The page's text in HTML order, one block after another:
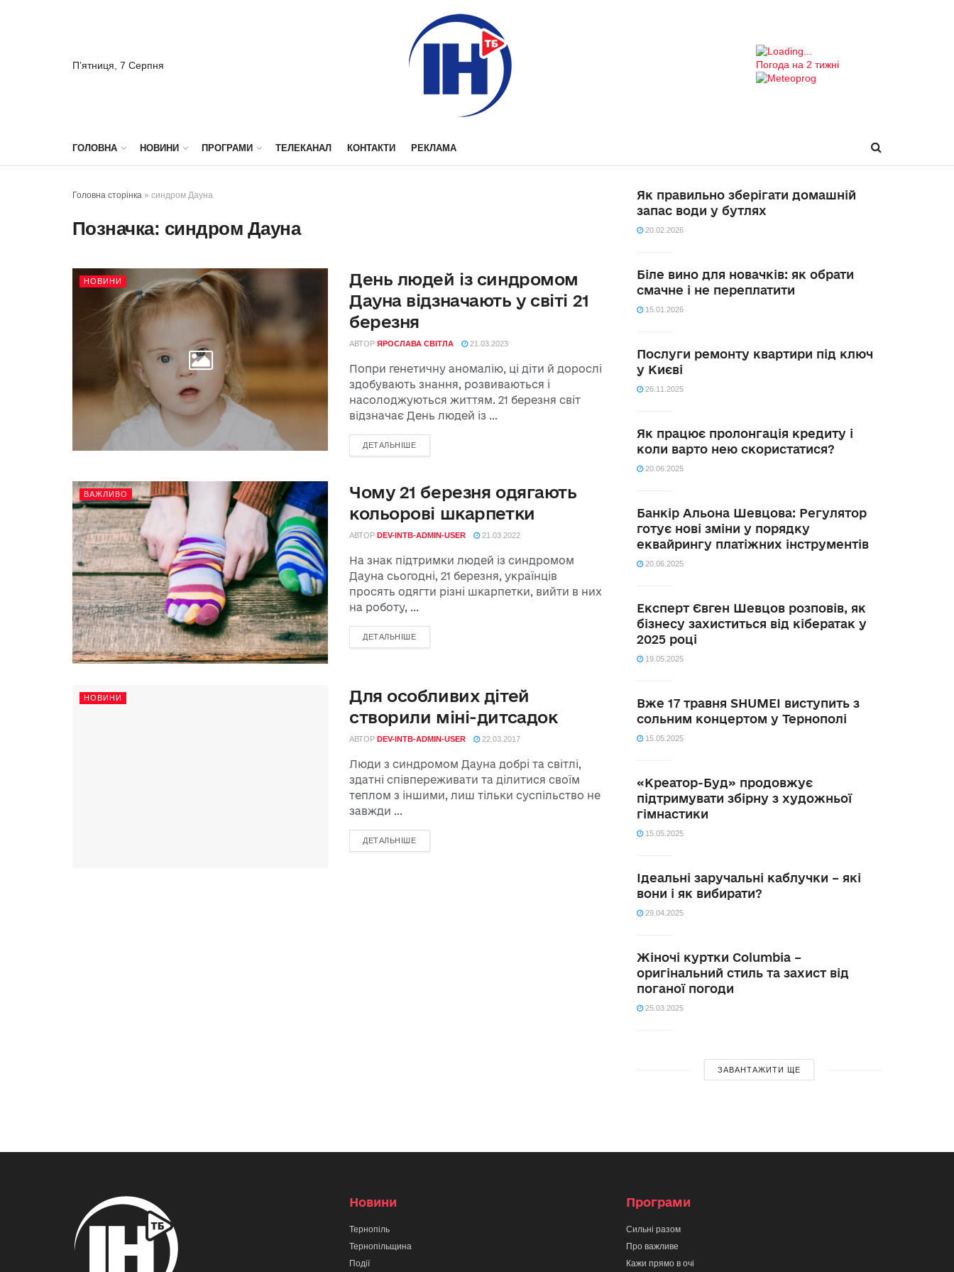
П’ятниця, 7 Серпня Погода на 2 тижні
ГОЛОВНА НОВИНИ ПРОГРАМИ ТЕЛЕКАНАЛ КОНТАКТИ РЕКЛАМА
Головна сторінка » синдром Дауна
Позначка: синдром Дауна
НОВИНИ
День людей із синдромом
Дауна відзначають у світі 21
березня
АВТОР ЯРОСЛАВА СВІТЛА 21.03.2023
Попри генетичну аномалію, ці діти й дорослі
здобувають знання, розвиваються і
насолоджуються життям. 21 березня світ
відзначає День людей із ...
ДЕТАЛЬНІШЕ
ВАЖЛИВО
Чому 21 березня одягають
кольорові шкарпетки
АВТОР DEV-INTB-ADMIN-USER 21.03.2022
На знак підтримки людей із синдромом
Дауна сьогодні, 21 березня, українців
просять одягти різні шкарпетки, вийти в них
на роботу, ...
ДЕТАЛЬНІШЕ
НОВИНИ
Для особливих дітей
створили міні-дитсадок
АВТОР DEV-INTB-ADMIN-USER 22.03.2017
Люди з синдромом Дауна добрі та світлі,
здатні співпереживати та ділитися своїм
теплом з іншими, лиш тільки суспільство не
завжди ...
ДЕТАЛЬНІШЕ
Як правильно зберігати домашній
запас води у бутлях
20.02.2026
Біле вино для новачків: як обрати
смачне і не переплатити
15.01.2026
Послуги ремонту квартири під ключ
у Києві
26.11.2025
Як працює пролонгація кредиту і
коли варто нею скористатися?
20.06.2025
Банкір Альона Шевцова: Регулятор
готує нові зміни у порядку
еквайрингу платіжних інструментів
20.06.2025
Експерт Євген Шевцов розповів, як
бізнесу захиститься від кібератак у
2025 році
19.05.2025
Вже 17 травня SHUMEI виступить з
сольним концертом у Тернополі
15.05.2025
«Креатор-Буд» продовжує
підтримувати збірну з художньої
гімнастики
15.05.2025
Ідеальні заручальні каблучки – які
вони і як вибирати?
29.04.2025
Жіночі куртки Columbia –
оригінальний стиль та захист від
поганої погоди
25.03.2025
ЗАВАНТАЖИТИ ЩЕ
Новини
Тернопіль
Тернопільщина
Події
Програми
Сильні разом
Про важливе
Кажи прямо в очі